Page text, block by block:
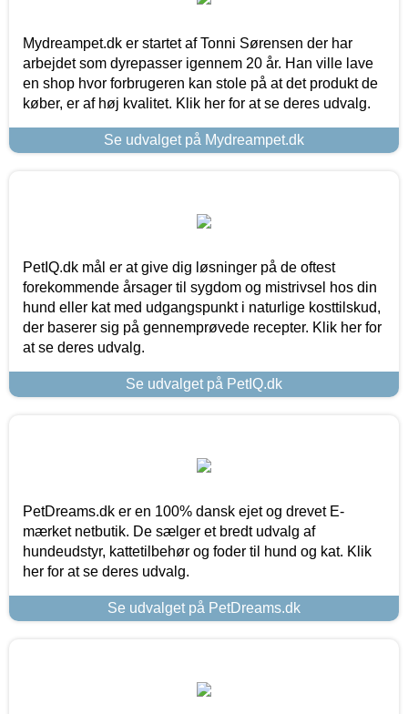
Mydreampet.dk er startet af Tonni Sørensen der har
arbejdet som dyrepasser igennem 20 år. Han ville lave
en shop hvor forbrugeren kan stole på at det produkt de
køber, er af høj kvalitet. Klik her for at se deres udvalg.
Se udvalget på Mydreampet.dk
PetIQ.dk mål er at give dig løsninger på de oftest
forekommende årsager til sygdom og mistrivsel hos din
hund eller kat med udgangspunkt i naturlige kosttilskud,
der baserer sig på gennemprøvede recepter. Klik her for
at se deres udvalg.
Se udvalget på PetIQ.dk
PetDreams.dk er en 100% dansk ejet og drevet E-
mærket netbutik. De sælger et bredt udvalg af
hundeudstyr, kattetilbehør og foder til hund og kat. Klik
her for at se deres udvalg.
Se udvalget på PetDreams.dk